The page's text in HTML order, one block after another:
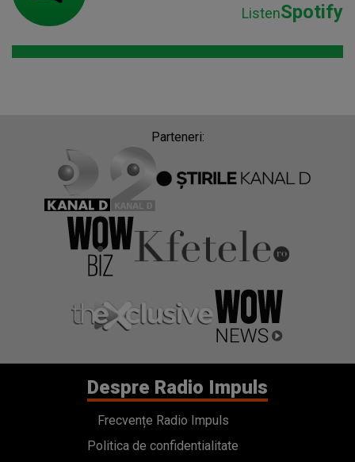
ListenSpotify
Parteneri:
Despre Radio Impuls
Frecvențe Radio Impuls
Politica de confidentialitate